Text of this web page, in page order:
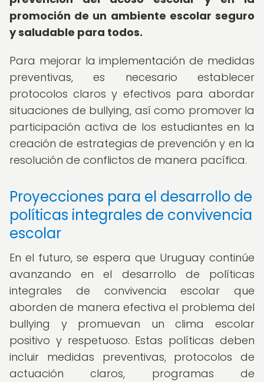
promoción de un ambiente escolar seguro
y saludable para todos.
Para mejorar la implementación de medidas
preventivas, es necesario establecer
protocolos claros y efectivos para abordar
situaciones de bullying, así como promover la
participación activa de los estudiantes en la
creación de estrategias de prevención y en la
resolución de conflictos de manera pacífica.
Proyecciones para el desarrollo de
políticas integrales de convivencia
escolar
En el futuro, se espera que Uruguay continúe
avanzando en el desarrollo de políticas
integrales de convivencia escolar que
aborden de manera efectiva el problema del
bullying y promuevan un clima escolar
positivo y respetuoso. Estas políticas deben
incluir medidas preventivas, protocolos de
actuación claros, programas de